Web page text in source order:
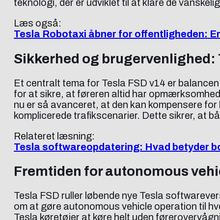
teknologi, der er udviklet til at klare de
Læs også:
Tesla Robotaxi åbner for offentligheden:
Sikkerhed og
Et centralt tema for Tesla FSD v14 er
for at sikre, at føreren altid har
nu er så avanceret, at den kan kompensere
komplicerede trafikscenarier. Dette sikrer, at
Relateret læsning:
Tesla softwareopdatering: Hvad betyder
Fremtiden for autonomous
Tesla FSD ruller løbende nye Tesla
om at gøre autonomous vehicle operation til
Tesla køretøjer at køre helt uden